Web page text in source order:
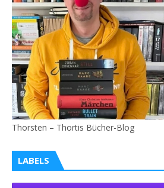
Thorsten – Thortis Bücher-Blog
LABELS